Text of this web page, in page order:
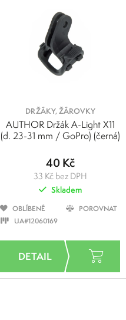
DRŽÁKY, ŽÁROVKY
AUTHOR Držák A-Light X11
(d. 23-31 mm / GoPro) (černá)
40 Kč
33 Kč bez DPH
Skladem
OBLÍBENÉ
POROVNAT
UA#12060169